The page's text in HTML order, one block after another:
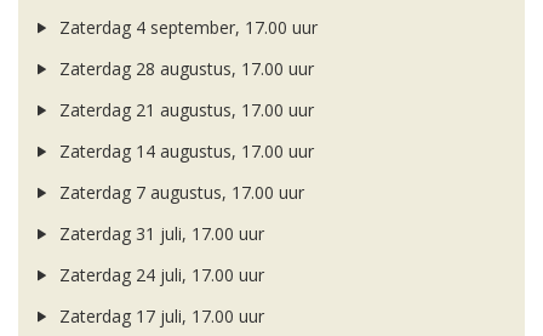
Zaterdag 4 september, 17.00 uur
Zaterdag 28 augustus, 17.00 uur
Zaterdag 21 augustus, 17.00 uur
Zaterdag 14 augustus, 17.00 uur
Zaterdag 7 augustus, 17.00 uur
Zaterdag 31 juli, 17.00 uur
Zaterdag 24 juli, 17.00 uur
Zaterdag 17 juli, 17.00 uur